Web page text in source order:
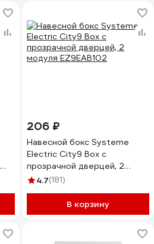
206 ₽
Навесной бокс Systeme
Electric City9 Box с
прозрачной дверцей, 2
модуля EZ9EAB102
4.7(181)
В корзину